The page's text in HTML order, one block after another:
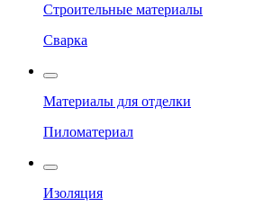
Строительные материалы
Сварка
Материалы для отделки
Пиломатериал
Изоляция